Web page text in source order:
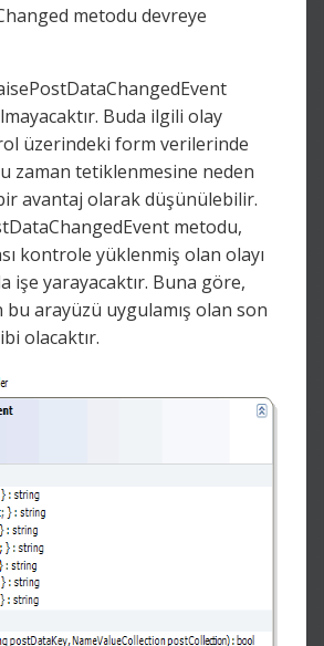
metodu devreye
Buda ilgili olay
üzerindeki form verilerinde
zaman tetiklenmesine neden
avantaj olarak düşünülebilir.
metodu,
kontrole yüklenmiş olan olayı
işe yarayacaktır. Buna göre,
arayüzü uygulamış olan son
olacaktır.